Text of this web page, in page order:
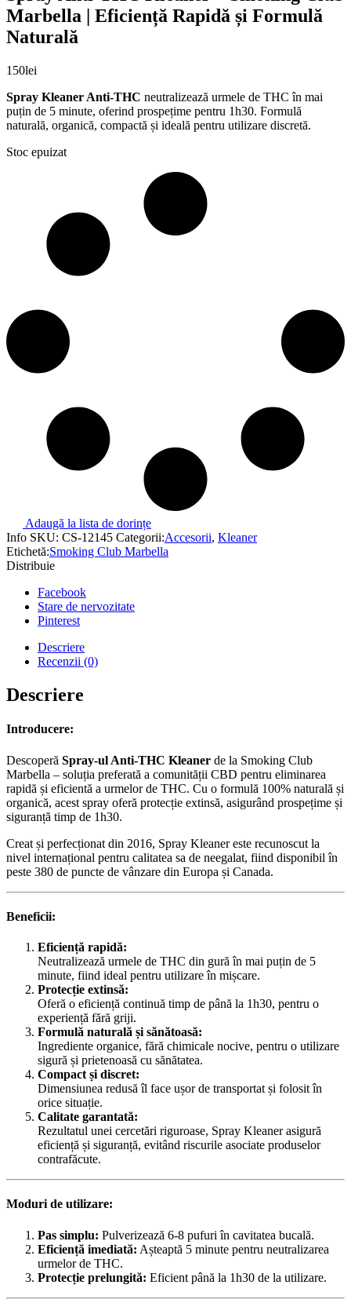
Marbella | Eficiență Rapidă și Formulă
Naturală
150lei
Spray Kleaner Anti-THC neutralizează urmele de THC în mai
puțin de 5 minute, oferind prospețime pentru 1h30. Formulă
naturală, organică, compactă și ideală pentru utilizare discretă.
Stoc epuizat
Adaugă la lista de dorințe
Info SKU: CS-12145 Categorii:Accesorii, Kleaner
Etichetă:Smoking Club Marbella
Distribuie
Facebook
Stare de nervozitate
Pinterest
Descriere
Recenzii (0)
Descriere
Introducere:
Descoperă Spray-ul Anti-THC Kleaner de la Smoking Club
Marbella – soluția preferată a comunității CBD pentru eliminarea
rapidă și eficientă a urmelor de THC. Cu o formulă 100% naturală și
organică, acest spray oferă protecție extinsă, asigurând prospețime și
siguranță timp de 1h30.
Creat și perfecționat din 2016, Spray Kleaner este recunoscut la
nivel internațional pentru calitatea sa de neegalat, fiind disponibil în
peste 380 de puncte de vânzare din Europa și Canada.
Beneficii:
Eficiență rapidă:
Neutralizează urmele de THC din gură în mai puțin de 5
minute, fiind ideal pentru utilizare în mișcare.
Protecție extinsă:
Oferă o eficiență continuă timp de până la 1h30, pentru o
experiență fără griji.
Formulă naturală și sănătoasă:
Ingrediente organice, fără chimicale nocive, pentru o utilizare
sigură și prietenoasă cu sănătatea.
Compact și discret:
Dimensiunea redusă îl face ușor de transportat și folosit în
orice situație.
Calitate garantată:
Rezultatul unei cercetări riguroase, Spray Kleaner asigură
eficiență și siguranță, evitând riscurile asociate produselor
contrafăcute.
Moduri de utilizare:
Pas simplu: Pulverizează 6-8 pufuri în cavitatea bucală.
Eficiență imediată: Așteaptă 5 minute pentru neutralizarea
urmelor de THC.
Protecție prelungită: Eficient până la 1h30 de la utilizare.